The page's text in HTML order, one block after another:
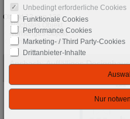
Objekt 13 von 126
Nächstes Objekt
Vorheriges Objekt
Zurück zur Übersicht
Ansbach: Auffälliges
durchdachtem Wohnkonzept
Unbedingt erforderliche Cookies
Funktionale Cookies
Performance Cookies
Marketing- / Third Party-Cookies
Drittanbieter-Inhalte